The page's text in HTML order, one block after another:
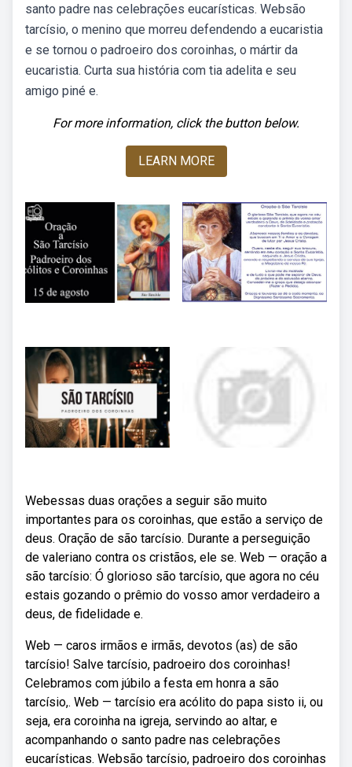
santo padre nas celebrações eucarísticas. Websão
tarcísio, o menino que morreu defendendo a eucaristia
e se tornou o padroeiro dos coroinhas, o mártir da
eucaristia. Curta sua história com tia adelita e seu
amigo piné e.
For more information, click the button below.
LEARN MORE
Webessas duas orações a seguir são muito
importantes para os coroinhas, que estão a serviço de
deus. Oração de são tarcísio. Durante a perseguição
de valeriano contra os cristãos, ele se. Web — oração a
são tarcísio: Ó glorioso são tarcísio, que agora no céu
estais gozando o prêmio do vosso amor verdadeiro a
deus, de fidelidade e.
Web — caros irmãos e irmãs, devotos (as) de são
tarcísio! Salve tarcísio, padroeiro dos coroinhas!
Celebramos com júbilo a festa em honra a são
tarcísio,. Web — tarcísio era acólito do papa sisto ii, ou
seja, era coroinha na igreja, servindo ao altar, e
acompanhando o santo padre nas celebrações
eucarísticas. Websão tarcísio, padroeiro dos coroinhas